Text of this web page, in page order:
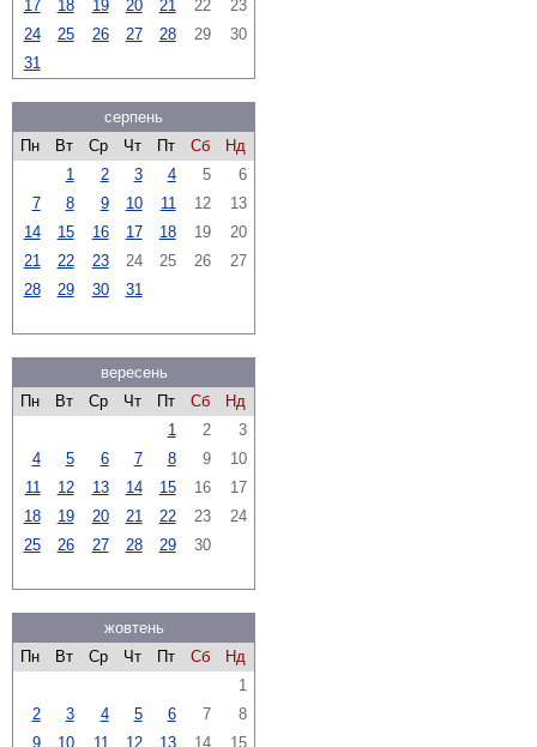
17
18 19 20 21 22
23
24
25 26 27 28 29
30
31
серпень
Пн
Вт Ср Чт Пт Сб
Нд
1
2 3 4 5
6
7
8 9 10 11 12
13
14
15 16 17 18 19
20
21
22 23 24 25 26
27
28
29 30 31
вересень
Пн
Вт Ср Чт Пт Сб
Нд
1
2
3
4
5 6 7 8 9
10
11
12 13 14 15 16
17
18
19 20 21 22 23
24
25
26 27 28 29 30
жовтень
Пн
Вт Ср Чт Пт Сб
Нд
1
2
3 4 5 6 7
8
9
10 11 12 13 14 15